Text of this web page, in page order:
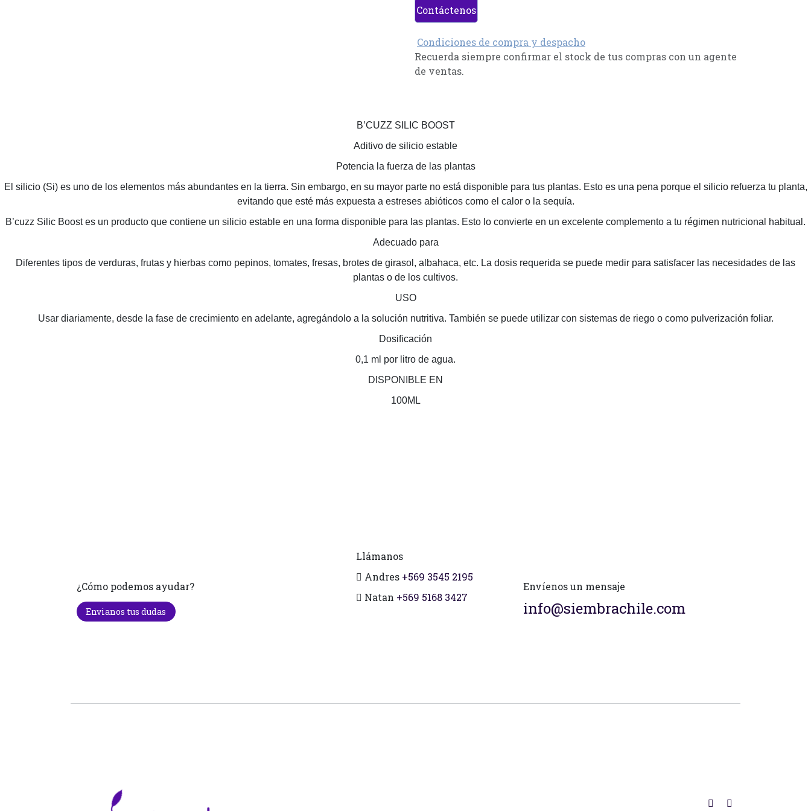
Contáctenos
Condiciones de compra y despacho
Recuerda siempre confirmar el stock de tus compras con un agente
de ventas.
B’CUZZ SILIC BOOST
Aditivo de silicio estable
Potencia la fuerza de las plantas
El silicio (Si) es uno de los elementos más abundantes en la tierra. Sin embargo, en su mayor parte no está disponible para tus plantas. Esto es una pena porque el silicio refuerza tu planta,
evitando que esté más expuesta a estreses abióticos como el calor o la sequía.
B’cuzz Silic Boost es un producto que contiene un silicio estable en una forma disponible para las plantas. Esto lo convierte en un excelente complemento a tu régimen nutricional habitual.
Adecuado para
Diferentes tipos de verduras, frutas y hierbas como pepinos, tomates, fresas, brotes de girasol, albahaca, etc. La dosis requerida se puede medir para satisfacer las necesidades de las
plantas o de los cultivos.
USO
Usar diariamente, desde la fase de crecimiento en adelante, agregándolo a la solución nutritiva. También se puede utilizar con sistemas de riego o como pulverización foliar.
Dosificación
0,1 ml por litro de agua.
DISPONIBLE EN
100ML
¿Cómo podemos ayudar?
Envianos tus dudas
Llámanos
Andres +569 3545 2195
Natan +569 5168 3427
Envíenos un mensaje
info@siembrachile.com